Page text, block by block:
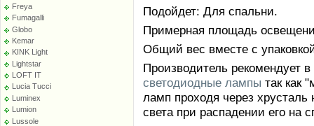
Freya
Fumagalli
Globo
Kemar
KINK Light
Lightstar
LOFT IT
Lucia Tucci
Luminex
Lumion
Lussole
Подойдет: Для спальни.
Примерная площадь
Общий вес вместе с
Производитель рекомендует
светодиодные лампы так как
ламп проходя через хрусталь
света при распадении его на